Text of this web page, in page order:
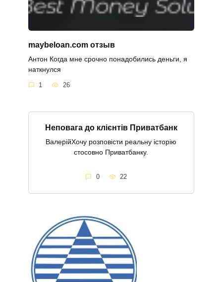
maybeloan.com отзыв
Антон Когда мне срочно понадобились деньги, я
наткнулся
1 26
Неповага до клієнтів Приватбанк
ВалерійХочу розповісти реальну історію
стосовно Приватбанку.
0 22